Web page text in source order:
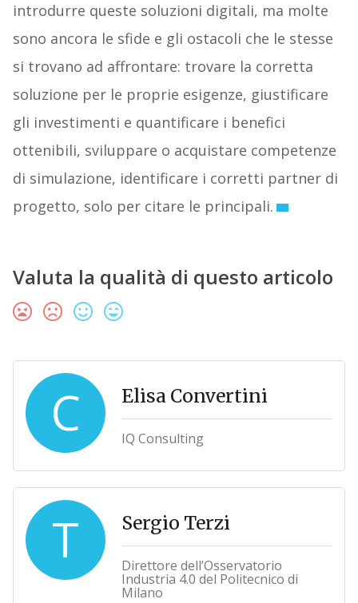
introdurre queste soluzioni digitali, ma molte
sono ancora le sfide e gli ostacoli che le stesse
si trovano ad affrontare: trovare la corretta
soluzione per le proprie esigenze, giustificare
gli investimenti e quantificare i benefici
ottenibili, sviluppare o acquistare competenze
di simulazione, identificare i corretti partner di
progetto, solo per citare le principali.
Valuta la qualità di questo articolo
C Elisa Convertini
IQ Consulting
T Sergio Terzi
Direttore dell’Osservatorio
Industria 4.0 del Politecnico di
Milano